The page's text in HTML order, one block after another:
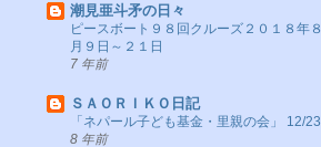
潮見亜斗矛の日々
ピースボート９８回クルーズ２０１８年８
月９日～２１日
7 年前
ＳＡＯＲＩＫＯ日記
「ネパール子ども基金・里親の会」 12/23
8 年前